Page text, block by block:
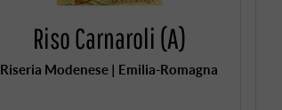
Riso Carnaroli (A)
Riseria Modenese | Emilia-Romagna